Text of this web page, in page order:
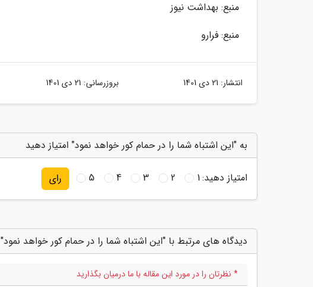
منبع: بهداشت نیوز
منبع: فرارو
انتشار: 21 دی 1401 بروزرسانی: 21 دی 1401
به "این اشتباه شما را در حمام کور خواهد نمود" امتیاز دهید
امتیاز دهید:1
2
3
4
5 رای
دیدگاه های مرتبط با "این اشتباه شما را در حمام کور خواهد نمود"
* نظرتان را در مورد این مقاله با ما درمیان بگذارید